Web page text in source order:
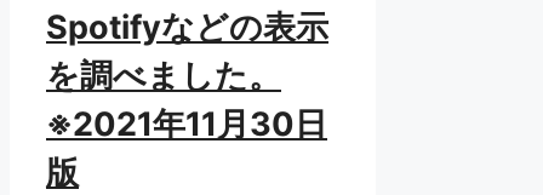
Spotifyなどの表示
を調べました。
※2021年11月30日
版